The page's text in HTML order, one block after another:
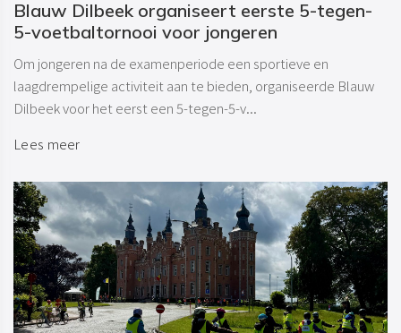
Blauw Dilbeek organiseert eerste 5-tegen-
5-voetbaltornooi voor jongeren
Om jongeren na de examenperiode een sportieve en
laagdrempelige activiteit aan te bieden, organiseerde Blauw
Dilbeek voor het eerst een 5-tegen-5-v...
Lees meer